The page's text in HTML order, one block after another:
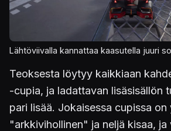
Lähtöviivalla kannattaa kaasutella juuri
Teoksesta löytyy kaikkiaan
-cupia, ja ladattavan lisäsisällön
pari lisää. Jokaisessa cupissa
"arkkivihollinen" ja neljä kisaa,